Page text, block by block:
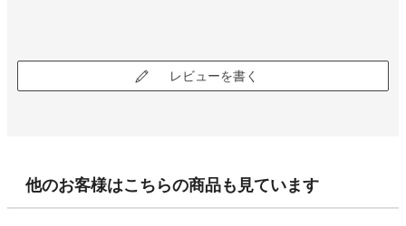
レビューを書く
他のお客様はこちらの商品も見ています